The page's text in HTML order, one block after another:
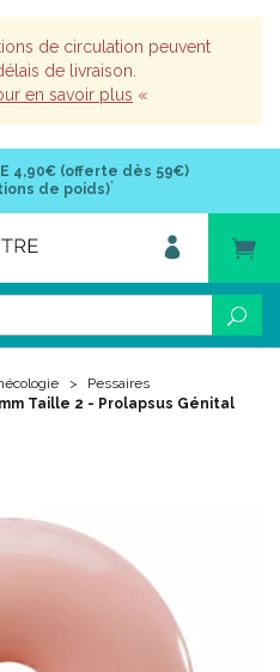
de circulation peuvent
de livraison.
en savoir plus «
4,90€ (offerte dès 59€)
de poids)*
Pessaires
Taille 2 - Prolapsus Génital